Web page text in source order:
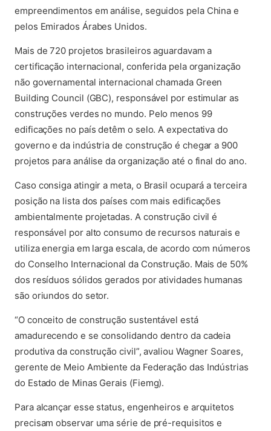
empreendimentos em análise, seguidos pela China e
pelos Emirados Árabes Unidos.
Mais de 720 projetos brasileiros aguardavam a
certificação internacional, conferida pela organização
não governamental internacional chamada Green
Building Council (GBC), responsável por estimular as
construções verdes no mundo. Pelo menos 99
edificações no país detêm o selo. A expectativa do
governo e da indústria de construção é chegar a 900
projetos para análise da organização até o final do ano.
Caso consiga atingir a meta, o Brasil ocupará a terceira
posição na lista dos países com mais edificações
ambientalmente projetadas. A construção civil é
responsável por alto consumo de recursos naturais e
utiliza energia em larga escala, de acordo com números
do Conselho Internacional da Construção. Mais de 50%
dos resíduos sólidos gerados por atividades humanas
são oriundos do setor.
“O conceito de construção sustentável está
amadurecendo e se consolidando dentro da cadeia
produtiva da construção civil”, avaliou Wagner Soares,
gerente de Meio Ambiente da Federação das Indústrias
do Estado de Minas Gerais (Fiemg).
Para alcançar esse status, engenheiros e arquitetos
precisam observar uma série de pré-requisitos e